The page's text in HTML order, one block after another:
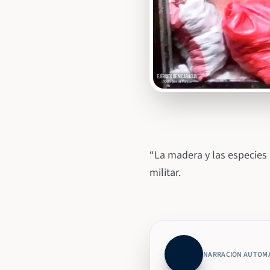
“La madera y las
militar.
NARRACIÓN